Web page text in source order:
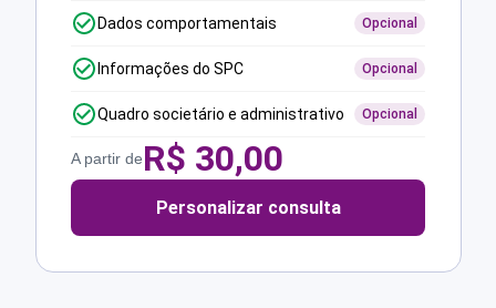
Dados comportamentais Opcional
Informações do SPC Opcional
Quadro societário e administrativo Opcional
A partir deR$ 30,00
Personalizar consulta